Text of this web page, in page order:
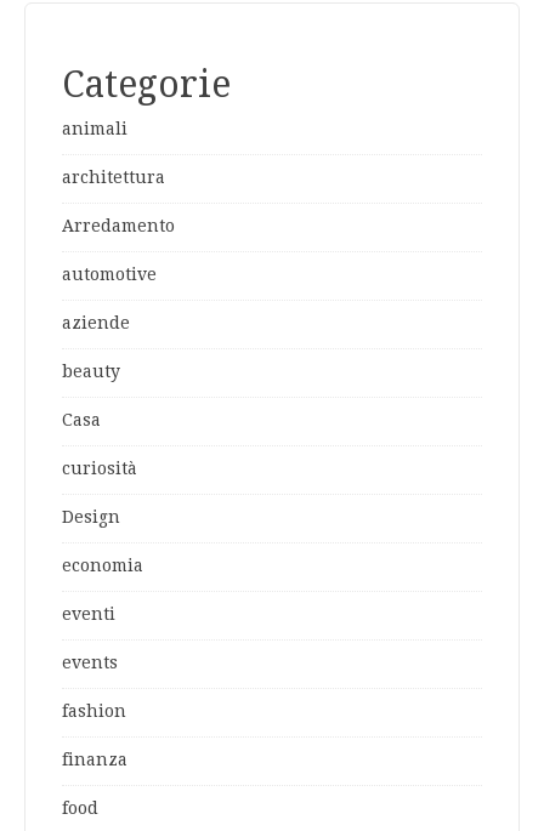
Categorie
animali
architettura
Arredamento
automotive
aziende
beauty
Casa
curiosità
Design
economia
eventi
events
fashion
finanza
food